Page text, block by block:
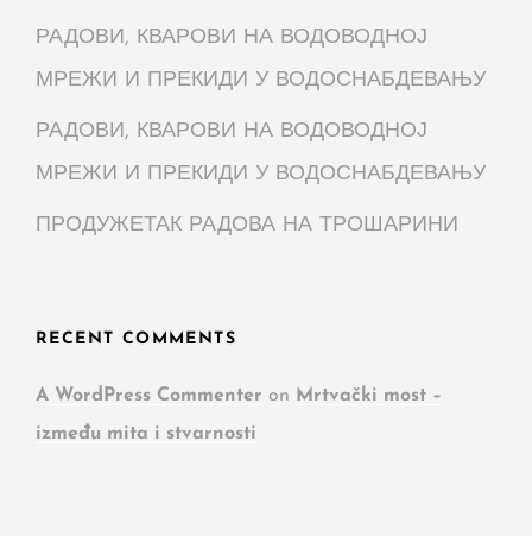
РАДОВИ, КВАРОВИ НА ВОДОВОДНОЈ
МРЕЖИ И ПРЕКИДИ У ВОДОСНАБДЕВАЊУ
РАДОВИ, КВАРОВИ НА ВОДОВОДНОЈ
МРЕЖИ И ПРЕКИДИ У ВОДОСНАБДЕВАЊУ
ПРОДУЖЕТАК РАДОВА НА ТРОШАРИНИ
RECENT COMMENTS
A WordPress Commenter on Mrtvački most –
između mita i stvarnosti